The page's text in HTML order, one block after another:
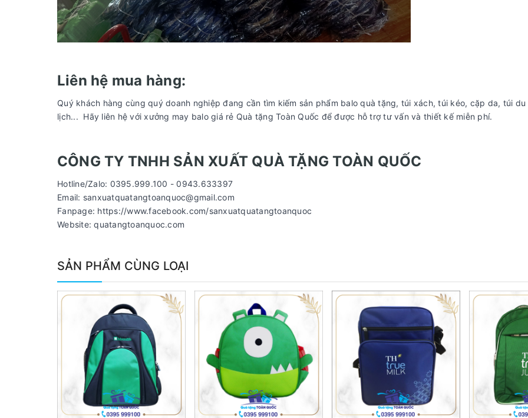
Liên hệ mua hàng:
Quý khách hàng cùng quý doanh nghiệp đang cần tìm kiếm sản phẩm balo quà tặng, túi xách, túi kéo, cặp da, túi du
lịch... Hãy liên hệ với xưởng may balo giá rẻ Quà tặng Toàn Quốc để được hỗ trợ tư vấn và thiết kế miễn phí.
CÔNG TY TNHH SẢN XUẤT QUÀ TẶNG TOÀN QUỐC
Hotline/Zalo: 0395.999.100 - 0943.633397
Email: sanxuatquatangtoanquoc@gmail.com
Fanpage: https://www.facebook.com/sanxuatquatangtoanquoc
Website: quatangtoanquoc.com
SẢN PHẨM CÙNG LOẠI